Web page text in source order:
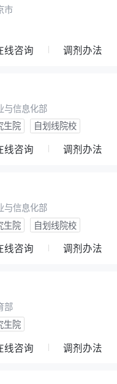
市
线咨询 调剂办法
与信息化部
生院 自划线院校
线咨询 调剂办法
与信息化部
生院 自划线院校
线咨询 调剂办法
部
生院
线咨询 调剂办法